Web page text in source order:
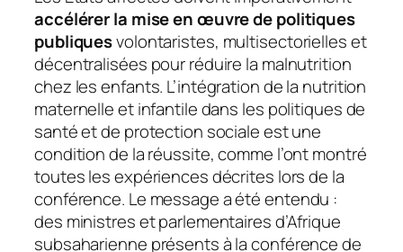
accélérer la mise en œuvre de politiques
publiquesvolontaristes, multisectorielles et
décentralisées pour réduire la malnutrition
chez les enfants. L’intégration de la nutrition
maternelle et infantile dans les politiques de
santé et de protection sociale est une
condition de la réussite, comme l’ont montré
toutes les expériences décrites lors de la
conférence. Le message a été entendu :
des ministres et parlementaires d’Afrique
subsaharienne présents à la conférence de